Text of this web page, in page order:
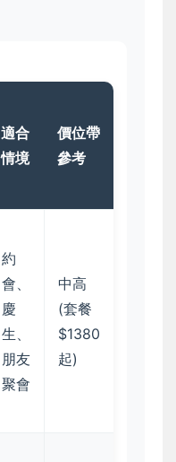
適合
情境
價位帶
參考
約
會、
慶
生、
朋友
聚會
中高
(套餐
$1380
起)